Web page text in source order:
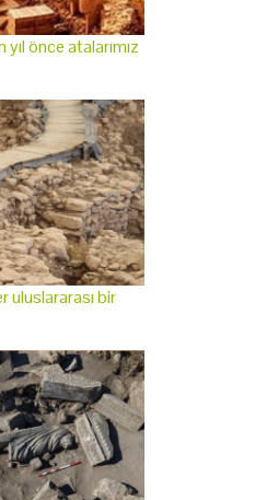
önce atalarımız
uluslararası bir